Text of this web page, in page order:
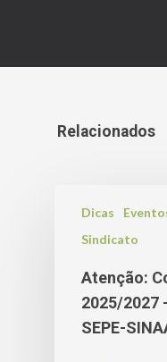
Relacionados
Dicas
Sindicato
Atenção:
2025/2027
SEPE-